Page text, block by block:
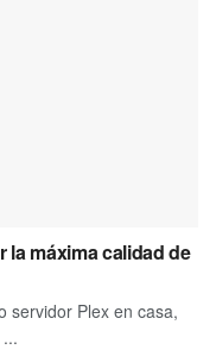
la máxima calidad de
servidor Plex en casa,